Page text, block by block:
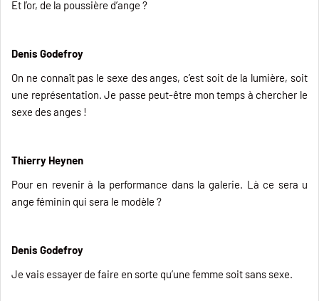
Et l’or, de la poussière d’ange ?
Denis Godefroy
On ne connaît pas le sexe des anges, c’est soit de la lumière, soit
une représentation. Je passe peut-être mon temps à chercher le
sexe des anges !
Thierry Heynen
Pour en revenir à la performance dans la galerie. Là ce sera u
ange féminin qui sera le modèle ?
Denis Godefroy
Je vais essayer de faire en sorte qu’une femme soit sans sexe.